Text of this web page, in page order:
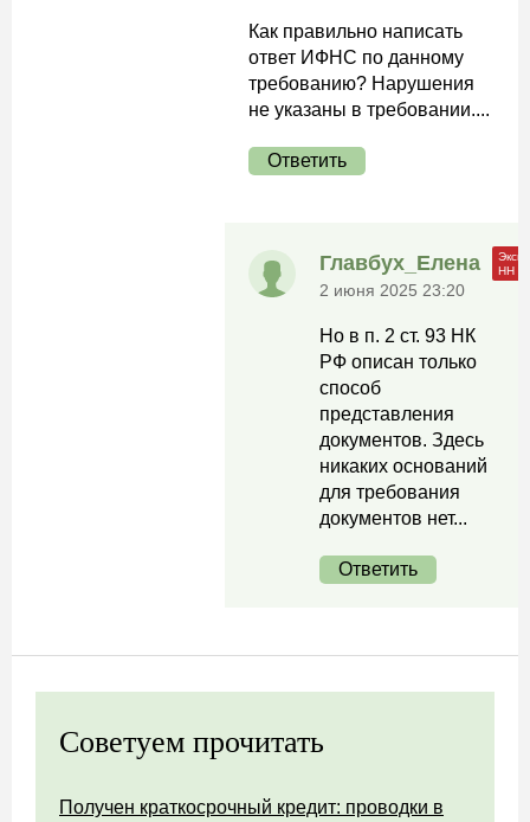
Как правильно написать
ответ ИФНС по данному
требованию? Нарушения
не указаны в требовании....
Ответить
Главбух_Елена
2 июня 2025 23:20
Но в п. 2 ст. 93 НК
РФ описан только
способ
представления
документов. Здесь
никаких оснований
для требования
документов нет...
Ответить
Советуем прочитать
Получен краткосрочный кредит: проводки в